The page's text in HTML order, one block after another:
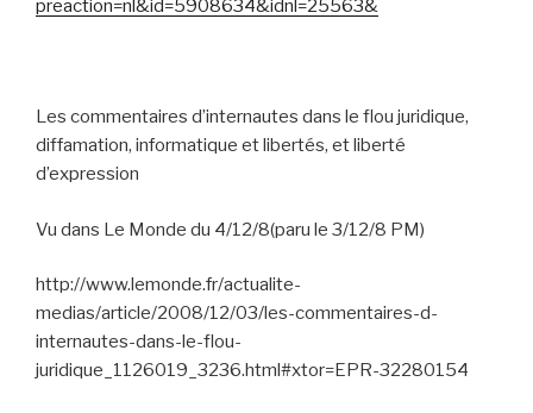
preaction=nl&id=5908634&idnl=25563&
Les commentaires d’internautes dans le flou juridique,
diffamation, informatique et libertés, et liberté
d’expression
Vu dans Le Monde du 4/12/8(paru le 3/12/8 PM)
http://www.lemonde.fr/actualite-
medias/article/2008/12/03/les-commentaires-d-
internautes-dans-le-flou-
juridique_1126019_3236.html#xtor=EPR-32280154